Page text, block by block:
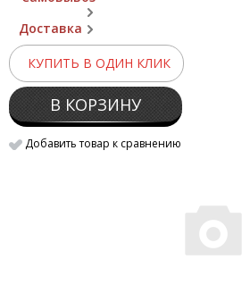
Доставка
КУПИТЬ В ОДИН КЛИК
В КОРЗИНУ
Добавить товар к сравнению